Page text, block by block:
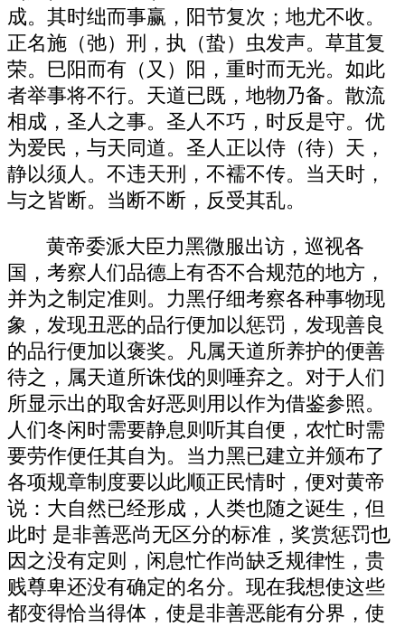
成。其时绌而事赢，阳节复次；地尤不收。
正名施（弛）刑，执（蛰）虫发声。草苴复
荣。巳阳而有（又）阳，重时而无光。如此
者举事将不行。天道已既，地物乃备。散流
相成，圣人之事。圣人不巧，时反是守。优
为爱民，与天同道。圣人正以侍（待）天，
静以须人。不违天刑，不襦不传。当天时，
与之皆断。当断不断，反受其乱。
黄帝委派大臣力黑微服出访，巡视各
国，考察人们品德上有否不合规范的地方，
并为之制定准则。力黑仔细考察各种事物现
象，发现丑恶的品行便加以惩罚，发现善良
的品行便加以褒奖。凡属天道所养护的便善
待之，属天道所诛伐的则唾弃之。对于人们
所显示出的取舍好恶则用以作为借鉴参照。
人们冬闲时需要静息则听其自便，农忙时需
要劳作便任其自为。当力黑已建立并颁布了
各项规章制度要以此顺正民情时，便对黄帝
说：大自然已经形成，人类也随之诞生，但
此时 是非善恶尚无区分的标准，奖赏惩罚也
因之没有定则，闲息忙作尚缺乏规律性，贵
贱尊卑还没有确定的名分。现在我想使这些
都变得恰当得体，使是非善恶能有分界，使